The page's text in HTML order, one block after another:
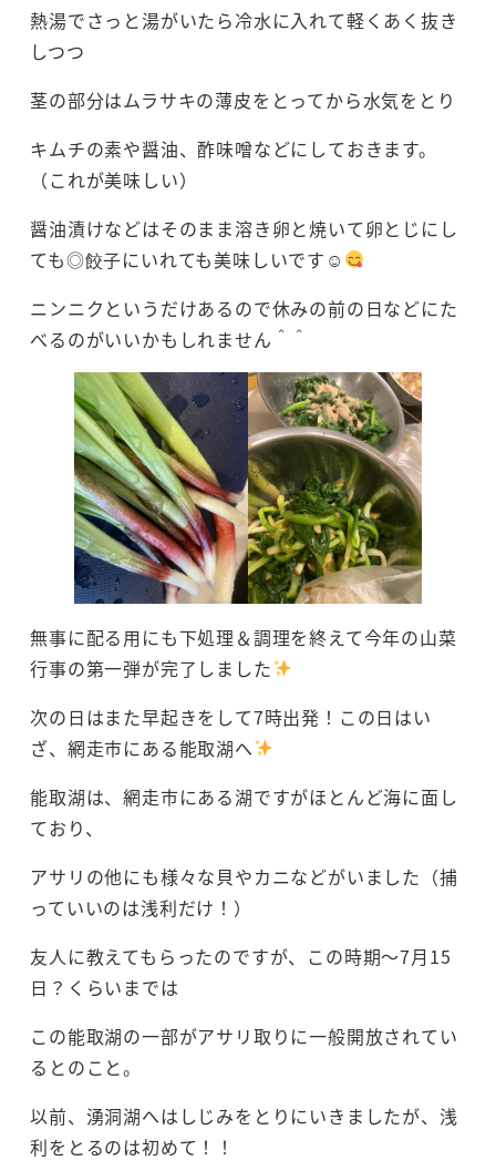
熱湯でさっと湯がいたら冷水に入れて軽くあく抜き
しつつ
茎の部分はムラサキの薄皮をとってから水気をとり
キムチの素や醤油、酢味噌などにしておきます。
（これが美味しい）
醤油漬けなどはそのまま溶き卵と焼いて卵とじにし
ても◎餃子にいれても美味しいです☺
ニンニクというだけあるので休みの前の日などにた
べるのがいいかもしれません＾＾
無事に配る用にも下処理＆調理を終えて今年の山菜
行事の第一弾が完了しました
次の日はまた早起きをして7時出発！この日はい
ざ、網走市にある能取湖へ
能取湖は、網走市にある湖ですがほとんど海に面し
ており、
アサリの他にも様々な貝やカニなどがいました（捕
っていいのは浅利だけ！）
友人に教えてもらったのですが、この時期～7月15
日？くらいまでは
この能取湖の一部がアサリ取りに一般開放されてい
るとのこと。
以前、湧洞湖へはしじみをとりにいきましたが、浅
利をとるのは初めて！！